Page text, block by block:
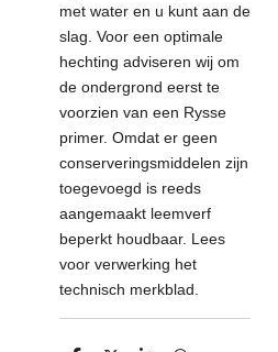
met water en u kunt aan de
slag. Voor een optimale
hechting adviseren wij om
de ondergrond eerst te
voorzien van een Rysse
primer. Omdat er geen
conserveringsmiddelen zijn
toegevoegd is reeds
aangemaakt leemverf
beperkt houdbaar. Lees
voor verwerking het
technisch merkblad.